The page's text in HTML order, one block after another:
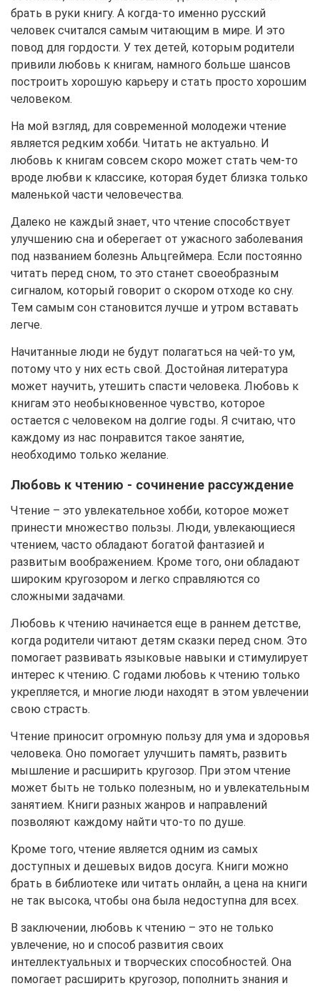
брать в руки книгу. А когда-то именно русский
человек считался самым читающим в мире. И это
повод для гордости. У тех детей, которым родители
привили любовь к книгам, намного больше шансов
построить хорошую карьеру и стать просто хорошим
человеком.
На мой взгляд, для современной молодежи чтение
является редким хобби. Читать не актуально. И
любовь к книгам совсем скоро может стать чем-то
вроде любви к классике, которая будет близка только
маленькой части человечества.
Далеко не каждый знает, что чтение способствует
улучшению сна и оберегает от ужасного заболевания
под названием болезнь Альцгеймера. Если постоянно
читать перед сном, то это станет своеобразным
сигналом, который говорит о скором отходе ко сну.
Тем самым сон становится лучше и утром вставать
легче.
Начитанные люди не будут полагаться на чей-то ум,
потому что у них есть свой. Достойная литература
может научить, утешить спасти человека. Любовь к
книгам это необыкновенное чувство, которое
остается с человеком на долгие годы. Я считаю, что
каждому из нас понравится такое занятие,
необходимо только желание.
Любовь к чтению - сочинение рассуждение
Чтение – это увлекательное хобби, которое может
принести множество пользы. Люди, увлекающиеся
чтением, часто обладают богатой фантазией и
развитым воображением. Кроме того, они обладают
широким кругозором и легко справляются со
сложными задачами.
Любовь к чтению начинается еще в раннем детстве,
когда родители читают детям сказки перед сном. Это
помогает развивать языковые навыки и стимулирует
интерес к чтению. С годами любовь к чтению только
укрепляется, и многие люди находят в этом увлечении
свою страсть.
Чтение приносит огромную пользу для ума и здоровья
человека. Оно помогает улучшить память, развить
мышление и расширить кругозор. При этом чтение
может быть не только полезным, но и увлекательным
занятием. Книги разных жанров и направлений
позволяют каждому найти что-то по душе.
Кроме того, чтение является одним из самых
доступных и дешевых видов досуга. Книги можно
брать в библиотеке или читать онлайн, а цена на книги
не так высока, чтобы она была недоступна для всех.
В заключении, любовь к чтению – это не только
увлечение, но и способ развития своих
интеллектуальных и творческих способностей. Она
помогает расширить кругозор, пополнить знания и